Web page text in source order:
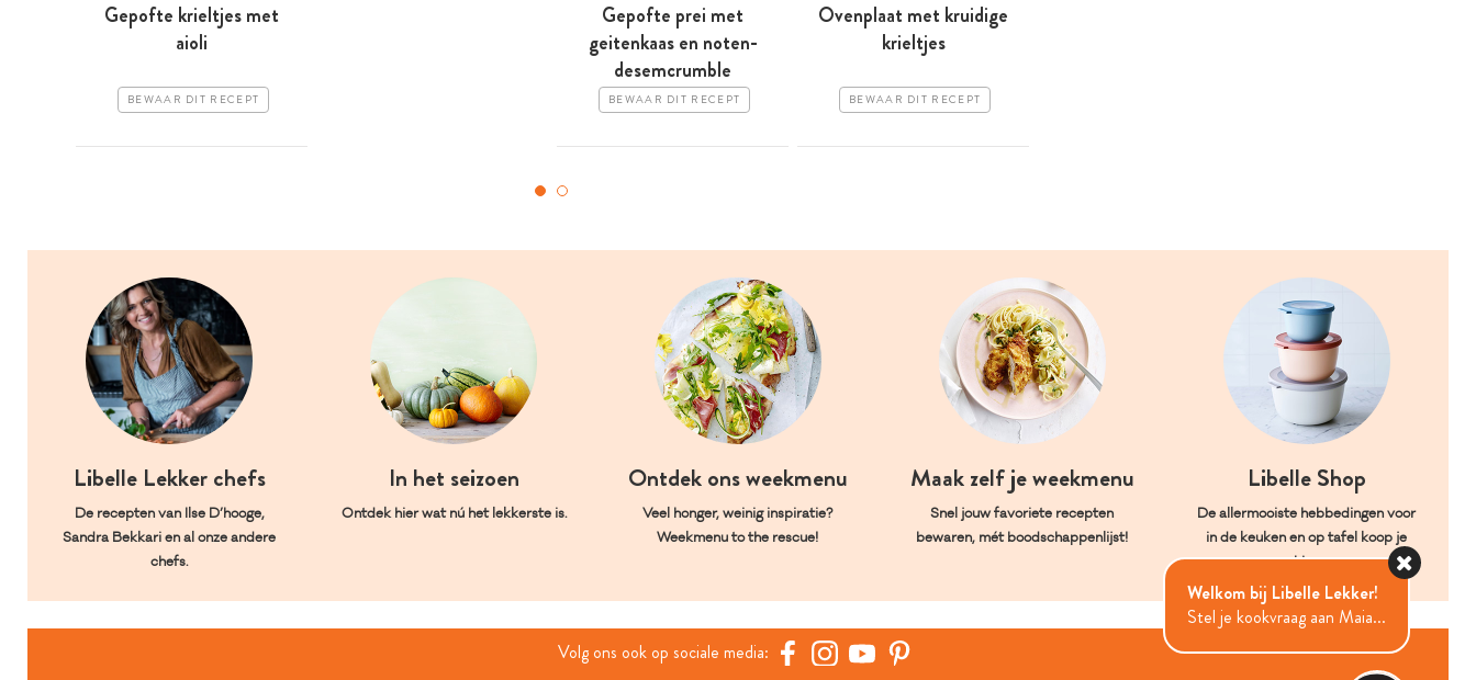
Gepofte krieltjes met
aioli
BEWAAR DIT RECEPT
Gepofte prei met
geitenkaas en noten-
desemcrumble
BEWAAR DIT RECEPT
Ovenplaat met kruidige
krieltjes
BEWAAR DIT RECEPT
Libelle Lekker chefs
De recepten van Ilse D’hooge,
Sandra Bekkari en al onze andere
chefs.
In het seizoen
Ontdek hier wat nú het lekkerste is.
Ontdek ons weekmenu
Veel honger, weinig inspiratie?
Weekmenu to the rescue!
Maak zelf je weekmenu
Snel jouw favoriete recepten
bewaren, mét boodschappenlijst!
Libelle Shop
De allermooiste hebbedingen voor
in de keuken en op tafel koop je
hier.
Volg ons ook op sociale media:
Welkom bij Libelle Lekker!
Stel je kookvraag aan Maia...